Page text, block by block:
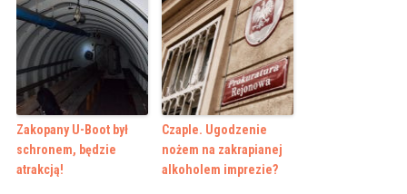
Zakopany U-Boot był
schronem, będzie
atrakcją!
Czaple. Ugodzenie
nożem na zakrapianej
alkoholem imprezie?